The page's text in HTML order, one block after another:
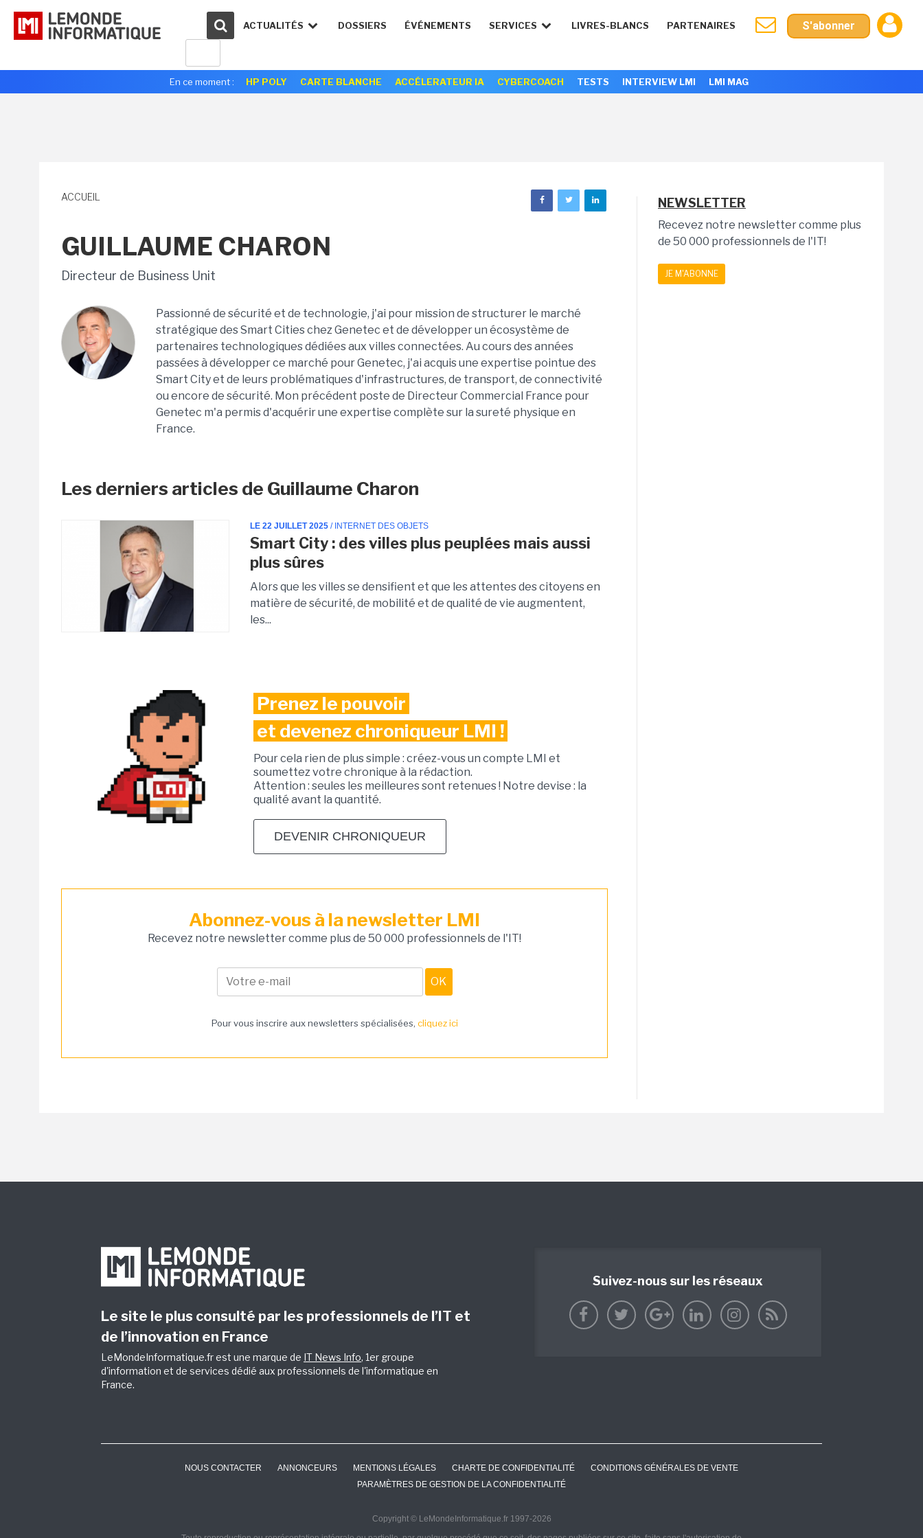
ACTUALITÉS DOSSIERS ÉVÉNEMENTS SERVICES LIVRES-BLANCS PARTENAIRES S'abonner
En ce moment : HP POLY CARTE BLANCHE ACCÉLERATEUR IA CYBERCOACH TESTS INTERVIEW LMI LMI MAG
ACCUEIL
GUILLAUME CHARON
Directeur de Business Unit
Passionné de sécurité et de technologie, j'ai pour mission de structurer le marché
stratégique des Smart Cities chez Genetec et de développer un écosystème de
partenaires technologiques dédiées aux villes connectées. Au cours des années
passées à développer ce marché pour Genetec, j'ai acquis une expertise pointue des
Smart City et de leurs problématiques d'infrastructures, de transport, de connectivité
ou encore de sécurité. Mon précédent poste de Directeur Commercial France pour
Genetec m'a permis d'acquérir une expertise complète sur la sureté physique en
France.
Les derniers articles de Guillaume Charon
LE 22 JUILLET 2025 / INTERNET DES OBJETS
Smart City : des villes plus peuplées mais aussi
plus sûres
Alors que les villes se densifient et que les attentes des citoyens en
matière de sécurité, de mobilité et de qualité de vie augmentent,
les...
Prenez le pouvoir
et devenez chroniqueur LMI !
Pour cela rien de plus simple : créez-vous un compte LMI et
soumettez votre chronique à la rédaction.
Attention : seules les meilleures sont retenues ! Notre devise : la
qualité avant la quantité.
DEVENIR CHRONIQUEUR
Abonnez-vous à la newsletter LMI
Recevez notre newsletter comme plus de 50 000 professionnels de l'IT!
Pour vous inscrire aux newsletters spécialisées, cliquez ici
NEWSLETTER
Recevez notre newsletter comme plus
de 50 000 professionnels de l'IT!
JE M'ABONNE
Le site le plus consulté par les professionnels de l’IT et
de l’innovation en France
LeMondeInformatique.fr est une marque de IT News Info, 1er groupe
d'information et de services dédié aux professionnels de l'informatique en
France.
Suivez-nous sur les réseaux
NOUS CONTACTER ANNONCEURS MENTIONS LÉGALES CHARTE DE CONFIDENTIALITÉ
CONDITIONS GÉNÉRALES DE VENTE
PARAMÈTRES DE GESTION DE LA CONFIDENTIALITÉ
Copyright © LeMondeInformatique.fr 1997-2026